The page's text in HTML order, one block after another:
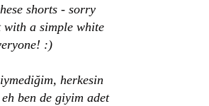
shorts - sorry
with a simple white
:)
herkesin
ben de giyim adet